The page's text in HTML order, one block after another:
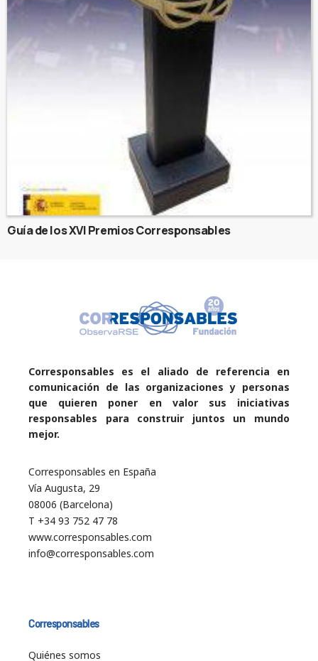
Guía de los XVI Premios Corresponsables
Corresponsables es el aliado de referencia en
comunicación de las organizaciones y personas
que quieren poner en valor sus iniciativas
responsables para construir juntos un mundo
mejor.
Corresponsables en España
Vía Augusta, 29
08006 (Barcelona)
T +34 93 752 47 78
www.corresponsables.com
info@corresponsables.com
Corresponsables
Quiénes somos